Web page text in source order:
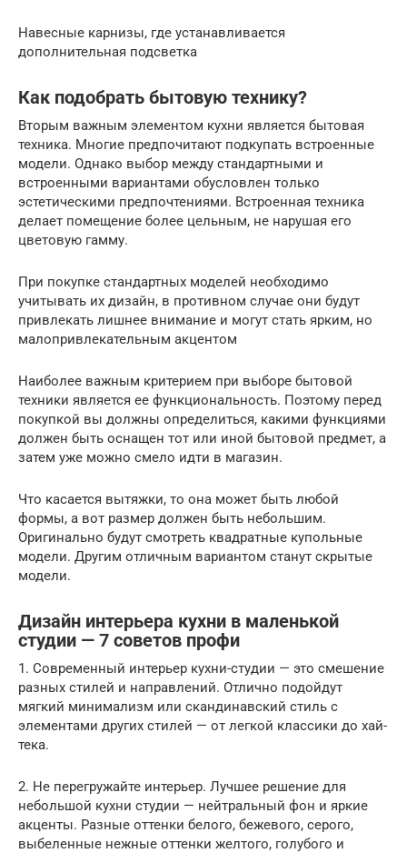
Навесные карнизы, где устанавливается
дополнительная подсветка
Как подобрать бытовую технику?
Вторым важным элементом кухни является бытовая
техника. Многие предпочитают подкупать встроенные
модели. Однако выбор между стандартными и
встроенными вариантами обусловлен только
эстетическими предпочтениями. Встроенная техника
делает помещение более цельным, не нарушая его
цветовую гамму.
При покупке стандартных моделей необходимо
учитывать их дизайн, в противном случае они будут
привлекать лишнее внимание и могут стать ярким, но
малопривлекательным акцентом
Наиболее важным критерием при выборе бытовой
техники является ее функциональность. Поэтому перед
покупкой вы должны определиться, какими функциями
должен быть оснащен тот или иной бытовой предмет, а
затем уже можно смело идти в магазин.
Что касается вытяжки, то она может быть любой
формы, а вот размер должен быть небольшим.
Оригинально будут смотреть квадратные купольные
модели. Другим отличным вариантом станут скрытые
модели.
Дизайн интерьера кухни в маленькой
студии — 7 советов профи
1. Современный интерьер кухни-студии — это смешение
разных стилей и направлений. Отлично подойдут
мягкий минимализм или скандинавский стиль с
элементами других стилей — от легкой классики до хай-
тека.
2. Не перегружайте интерьер. Лучшее решение для
небольшой кухни студии — нейтральный фон и яркие
акценты. Разные оттенки белого, бежевого, серого,
выбеленные нежные оттенки желтого, голубого и